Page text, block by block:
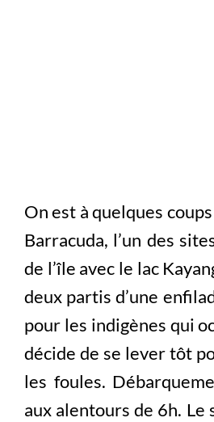
On est à quelques
Barracuda, l’un des
de l’île avec le lac
deux partis d’une
pour les indigènes qui
décide de se lever tôt
les foules.
aux alentours de 6h. Le